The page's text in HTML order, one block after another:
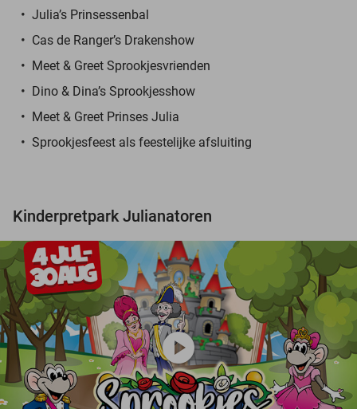
Julia’s Prinsessenbal
Cas de Ranger’s Drakenshow
Meet & Greet Sprookjesvrienden
Dino & Dina’s Sprookjesshow
Meet & Greet Prinses Julia
Sprookjesfeest als feestelijke afsluiting
Kinderpretpark Julianatoren
play_circle